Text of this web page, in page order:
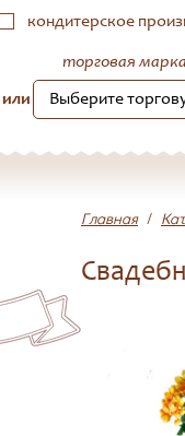
кондитерское
или
торговая
Главная /